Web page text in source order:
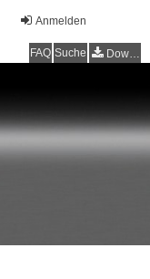
Anmelden
FAQ Suche Downloads